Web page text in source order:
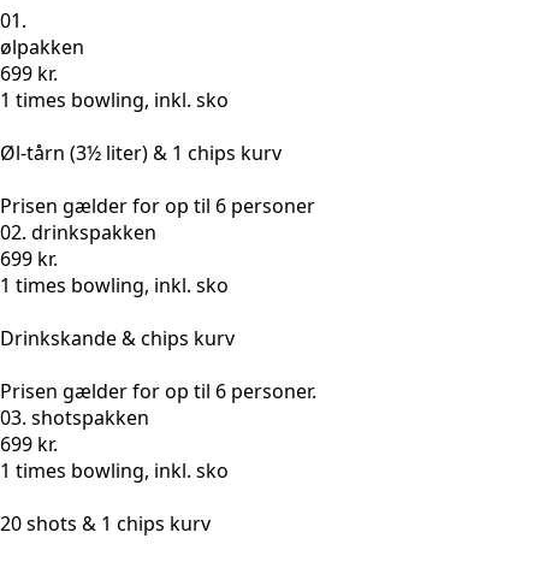
01.
ølpakken
699 kr.
1 times bowling, inkl. sko
Øl-tårn (3½ liter) & 1 chips kurv
Prisen gælder for op til 6 personer
02. drinkspakken
699 kr.
1 times bowling, inkl. sko
Drinkskande & chips kurv
Prisen gælder for op til 6 personer.
03. shotspakken
699 kr.
1 times bowling, inkl. sko
20 shots & 1 chips kurv